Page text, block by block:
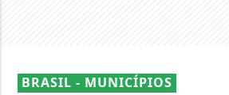
BRASIL - MUNICÍPIOS